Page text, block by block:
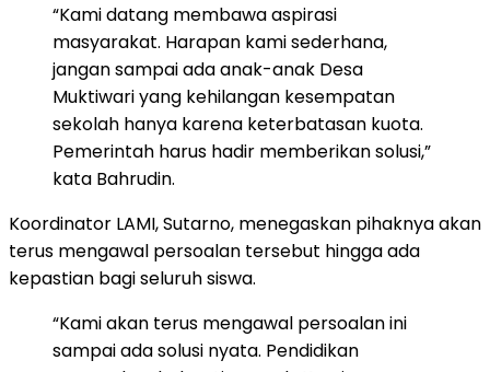
“Kami datang membawa aspirasi
masyarakat. Harapan kami sederhana,
jangan sampai ada anak-anak Desa
Muktiwari yang kehilangan kesempatan
sekolah hanya karena keterbatasan kuota.
Pemerintah harus hadir memberikan solusi,”
kata Bahrudin.
Koordinator LAMI, Sutarno, menegaskan pihaknya akan
terus mengawal persoalan tersebut hingga ada
kepastian bagi seluruh siswa.
“Kami akan terus mengawal persoalan ini
sampai ada solusi nyata. Pendidikan